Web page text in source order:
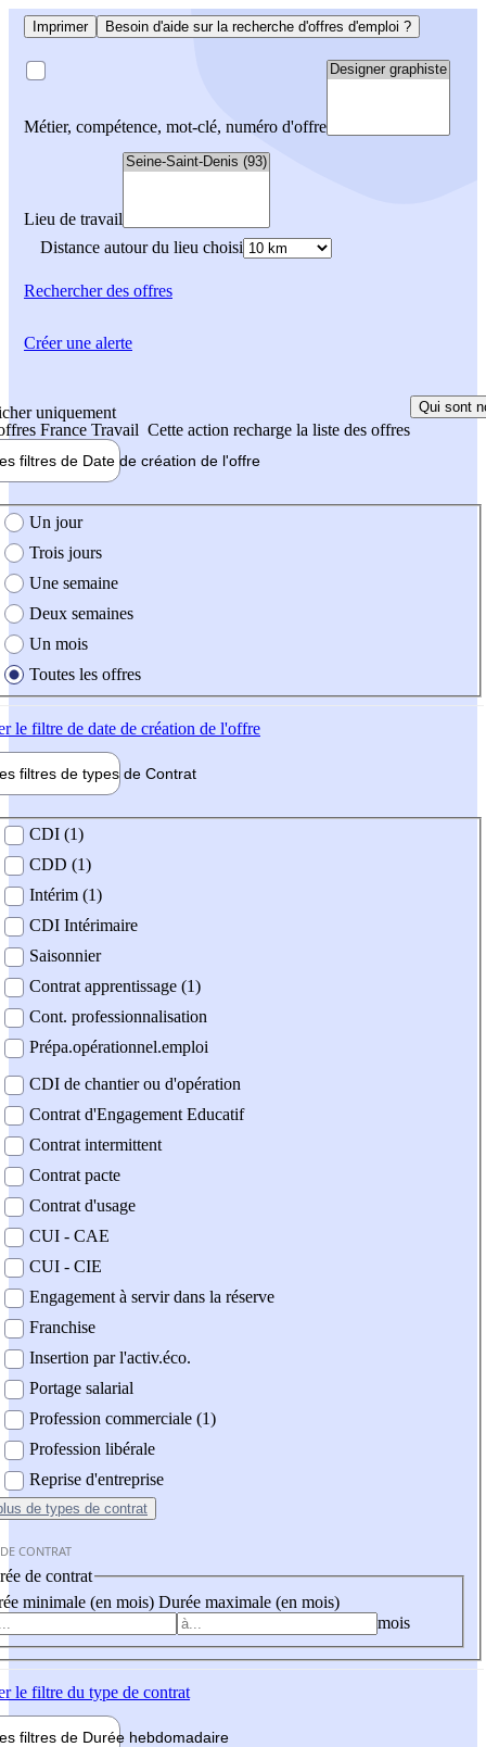
Imprimer Besoin d'aide sur la recherche d'offres d'emploi ?
Métier, compétence, mot-clé, numéro d'offre
Lieu de travail
Distance autour du lieu choisi
Rechercherdes offres
uniquement
France Travail Cette action recharge la liste des offres
Qui sont
filtres de Date de création de l'offre
création de l'offre
Un jour
Trois jours
Une semaine
Deux semaines
Un mois
Toutes les offres
le filtre de date de création de l'offre
filtres de types de Contrat
contrat
CDI (1)
CDD (1)
Intérim (1)
CDI Intérimaire
Saisonnier
Contrat apprentissage (1)
Cont. professionnalisation
Prépa.opérationnel.emploi
CDI de chantier ou d'opération
Contrat d'Engagement Educatif
Contrat intermittent
Contrat pacte
Contrat d'usage
CUI - CAE
CUI - CIE
Engagement à servir dans la réserve
Franchise
Insertion par l'activ.éco.
Portage salarial
Profession commerciale (1)
Profession libérale
Reprise d'entreprise
de types de contrat
CONTRAT
de contrat
minimale (en mois) Durée maximale (en mois)
mois
le filtre du type de contrat
filtres de Durée hebdomadaire
Créer une alerte